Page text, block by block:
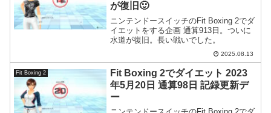
が復旧🙂
ニンテンドースイッチのFit Boxing 2でダ
イエットをする企画 通算913日。ついに
水道が復旧。長い戦いでした。
2025.08.13
Fit Boxing 2
Fit Boxing 2でダイエット 2023
年5月20日 通算98日 記録更新デ
ー